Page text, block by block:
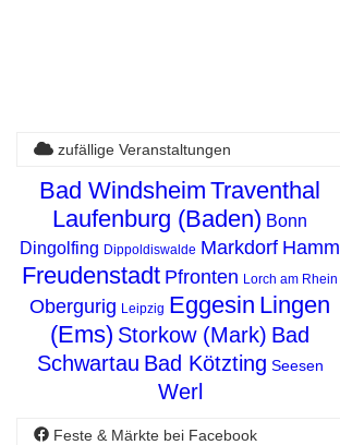
zufällige Veranstaltungen
Bad Windsheim Traventhal
Laufenburg (Baden) Bonn
Dingolfing Dippoldiswalde Markdorf Hamm
Freudenstadt Pfronten Lorch am Rhein
Obergurig Leipzig Eggesin Lingen
(Ems) Storkow (Mark) Bad
Schwartau Bad Kötzting Seesen
Werl
Feste & Märkte bei Facebook